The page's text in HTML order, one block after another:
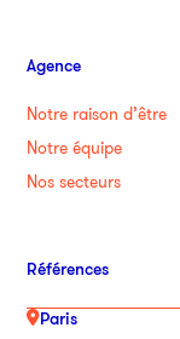
Agence
Notre raison d’être
Notre équipe
Nos secteurs
Références
Paris